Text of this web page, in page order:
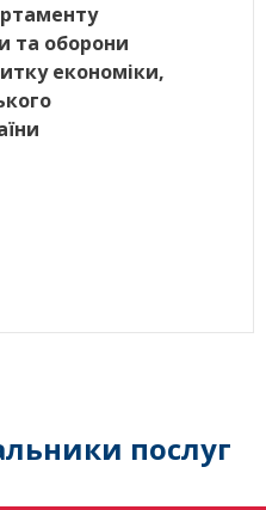
та оборони
економіки,
послуг